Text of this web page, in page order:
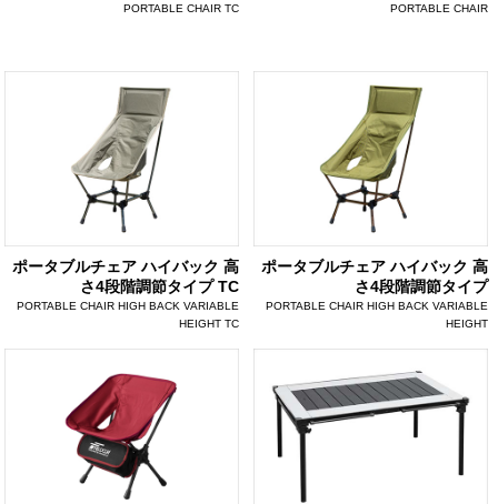
PORTABLE CHAIR TC PORTABLE CHAIR
ポータブルチェア ハイバック 高
さ4段階調節タイプ TC
PORTABLE CHAIR HIGH BACK VARIABLE
HEIGHT TC
ポータブルチェア ハイバック 高
さ4段階調節タイプ
PORTABLE CHAIR HIGH BACK VARIABLE
HEIGHT